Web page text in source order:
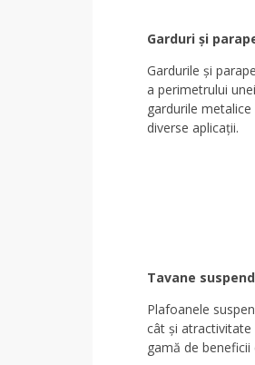
Garduri și
Gardurile și
a perimetrului
gardurile
diverse aplicații.
Tavane
Plafoanele
cât și
gamă de